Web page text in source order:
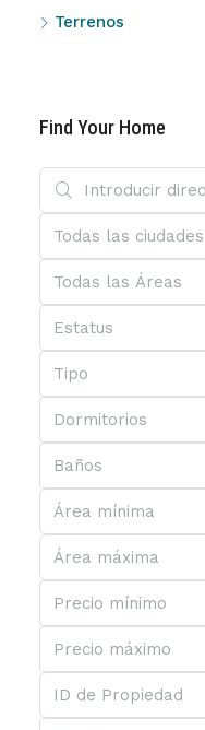
Terrenos
Find Your Home
Todas las ciudades
Todas las Áreas
Estatus
Tipo
Dormitorios
Baños
Precio mínimo
Precio máximo